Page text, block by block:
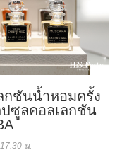
กชันน้ำหอมครั้ง
ซูลคอลเลกชัน
น.